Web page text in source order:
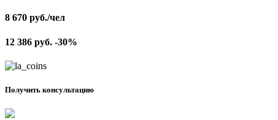
8 670 руб./чел
12 386 руб. -30%
Получить консультацию